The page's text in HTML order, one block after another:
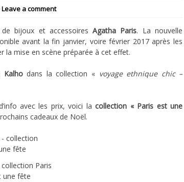
Leave a comment
de bijoux et accessoiresAgatha Paris. La nouvelle
avant la fin janvier, voire février 2017 après les
la mise en scène préparée à cet effet.
Kalhodans la collection « voyage ethnique chic –
avec les prix, voici lacollection « Paris est une
cadeaux de Noël.
Paris
une fête